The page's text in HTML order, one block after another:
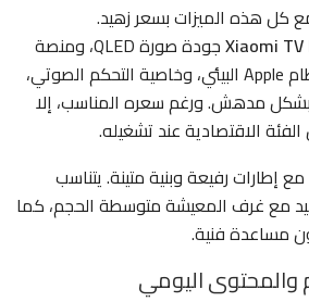
كل هذه الميزات بسعر زهيد.
جودة صورة QLED، ومنصة
Fire TV، وتوافقًا مع نظام Apple البيئي، وخاصية التحكم الصوتي،
مدهش. ورغم سعره المناسب، إلا
الاقتصادية عند تشغيله.
مع إطارات رفيعة وبنية متينة. يتناسب
مع غرف المعيشة متوسطة الحجم، كما
مساعدة فنية.
والمحتوى اليومي